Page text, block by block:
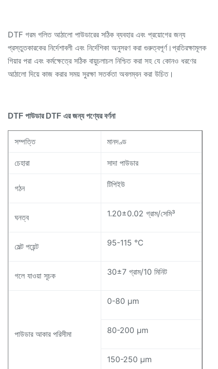
DTF গরম গলিত আঠালো পাউডারের সঠিক ব্যবহার এবং প্রয়োগের জন্য
প্রস্তুতকারকের নির্দেশাবলী এবং নির্দেশিকা অনুসরণ করা গুরুত্বপূর্ণ।প্রতিরক্ষামূলক
গিয়ার পরা এবং কর্মক্ষেত্রে সঠিক বায়ুচলাচল নিশ্চিত করা সহ যে কোনও ধরণের
আঠালো দিয়ে কাজ করার সময় সুরক্ষা সতর্কতা অবলম্বন করা উচিত।
DTF পাউডার DTF এর জন্য পণ্যের বর্ণনা
সম্পত্তি মানদণ্ড
চেহারা সাদা পাউডার
গঠন টিপিইউ
ঘনত্ব 1.20±0.02 গ্রাম/সেমি³
মেল্ট পয়েন্ট 95-115 ℃
গলে যাওয়া সূচক 30±7 গ্রাম/10 মিনিট
পাউডার আকার পরিসীমা
0-80 μm
80-200 μm
150-250 μm